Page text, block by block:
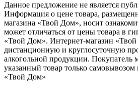
Данное предложение не является
Информация о цене товара,
магазина «Твой Дом», носит
может отличаться от цены товара в
«Твой Дом». Интернет-магазин
дистанционную и круглосуточную
алкогольной продукции. Покупатель
указанный товар только самовывозом
«Твой Дом»